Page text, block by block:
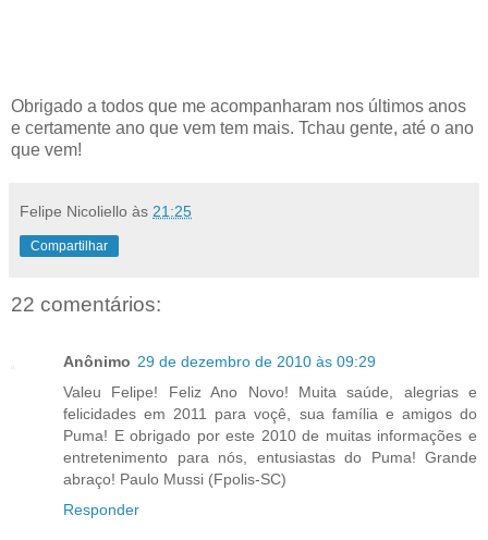
Obrigado a todos que me acompanharam nos últimos anos
e certamente ano que vem tem mais. Tchau gente, até o ano
que vem!
Felipe Nicoliello às 21:25
Compartilhar
22 comentários:
Anônimo 29 de dezembro de 2010 às 09:29
Valeu Felipe! Feliz Ano Novo! Muita saúde, alegrias e
felicidades em 2011 para voçê, sua família e amigos do
Puma! E obrigado por este 2010 de muitas informações e
entretenimento para nós, entusiastas do Puma! Grande
abraço! Paulo Mussi (Fpolis-SC)
Responder